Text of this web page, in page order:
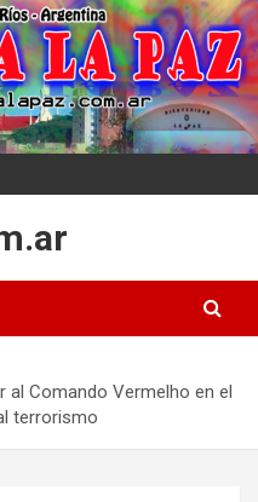
al Comando Vermelho en el
terrorismo